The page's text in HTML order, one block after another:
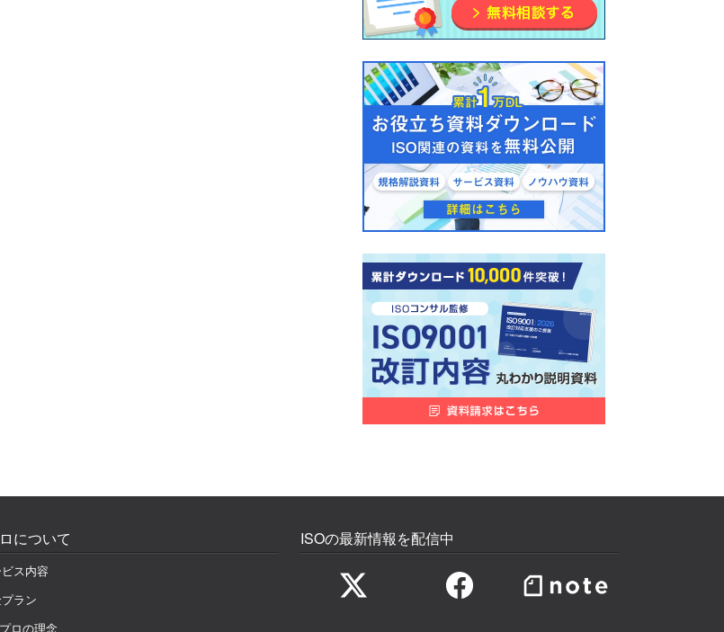
について
ス内容
ラン
ロの理念
ISOの最新情報を配信中